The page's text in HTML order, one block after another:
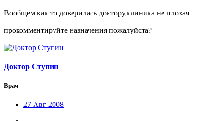
Вообщем как то доверилась доктору,клиника не плохая...
прокомментируйте назначения пожалуйста?
Доктор Ступин
Врач
27 Авг 2008